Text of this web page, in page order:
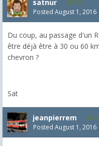
satnur 135
Posted August 1, 2016
Du coup, au passage d'un
être déjà être à 30 ou 60
chevron ?
Sat
jeanpierrem
Posted August 1, 2016